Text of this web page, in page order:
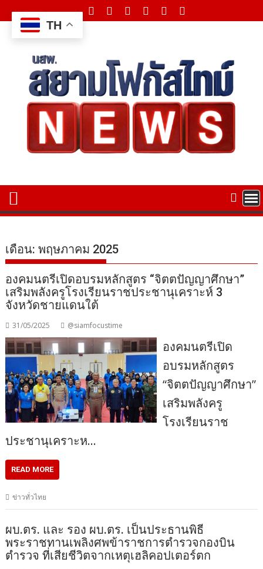
to
content
เดือน:พฤษภาคม 2025
องคมนตรีเปิดอบรมหลักสูตร “จิตตปัญญาศึกษา”
เสริมพลังครูโรงเรียนราชประชานุเคราะห์ 3
จังหวัดชายแดนใต้
31/05/2025 @siamfocustime
องคมนตรีเปิด
อบรมหลักสูตร
“จิตตปัญญาศึกษา”
เสริมพลังครู
โรงเรียนราช
ประชานุเคราะห…
READ MORE
ข่าวทั่วไทย
ผบ.ตร. และ รอง ผบ.ตร. เป็นประธานพิธี
พระราชทานเพลิงศพข้าราชการตำรวจกองบิน
ตำรวจ ที่เสียชีวิตจากเหตุเฮลิคอปเตอร์ตก
TH